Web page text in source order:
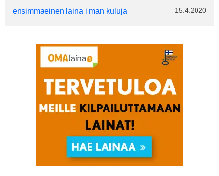
ensimmaeinen laina ilman kuluja 15.4.2020